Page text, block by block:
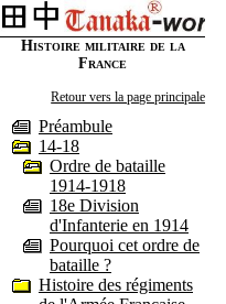
Histoire militaire de la
France
Retour vers la page principale
Préambule
14-18
Ordre de bataille
1914-1918
18e Division
d'Infanterie en 1914
Pourquoi cet ordre de
bataille ?
Histoire des régiments